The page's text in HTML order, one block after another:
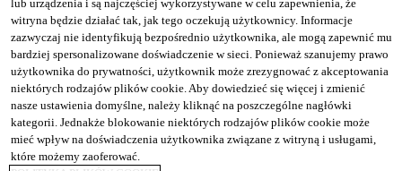
Sika Poland
DOWNLOAD
lub urządzenia i są najczęściej wykorzystywane w celu zapewnienia, że
witryna będzie działać tak, jak tego oczekują użytkownicy. Informacje
zazwyczaj nie identyfikują bezpośrednio użytkownika, ale mogą zapewnić mu
bardziej spersonalizowane doświadczenie w sieci. Ponieważ szanujemy prawo
użytkownika do prywatności, użytkownik może zrezygnować z akceptowania
niektórych rodzajów plików cookie. Aby dowiedzieć się więcej i zmienić
nasze ustawienia domyślne, należy kliknąć na poszczególne nagłówki
kategorii. Jednakże blokowanie niektórych rodzajów plików cookie może
mieć wpływ na doświadczenia użytkownika związane z witryną i usługami,
które możemy zaoferować.